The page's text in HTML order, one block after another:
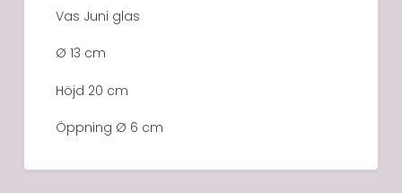
Vas Juni glas
Ø 13 cm
Höjd 20 cm
Öppning Ø 6 cm